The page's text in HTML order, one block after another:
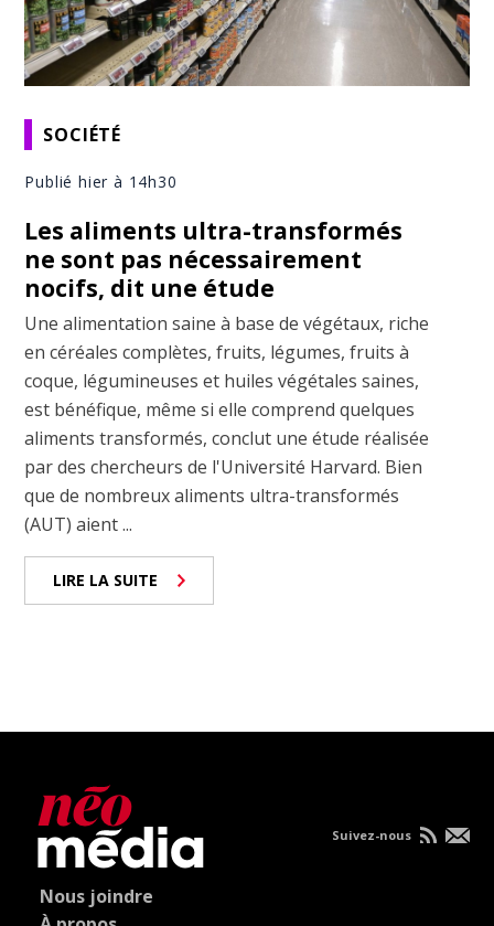
SOCIÉTÉ
Publié hier à 14h30
Les aliments ultra-transformés
ne sont pas nécessairement
nocifs, dit une étude
Une alimentation saine à base de végétaux, riche
en céréales complètes, fruits, légumes, fruits à
coque, légumineuses et huiles végétales saines,
est bénéfique, même si elle comprend quelques
aliments transformés, conclut une étude réalisée
par des chercheurs de l'Université Harvard. Bien
que de nombreux aliments ultra-transformés
(AUT) aient ...
LIRE LA SUITE
Nous joindre
Suivez-nous